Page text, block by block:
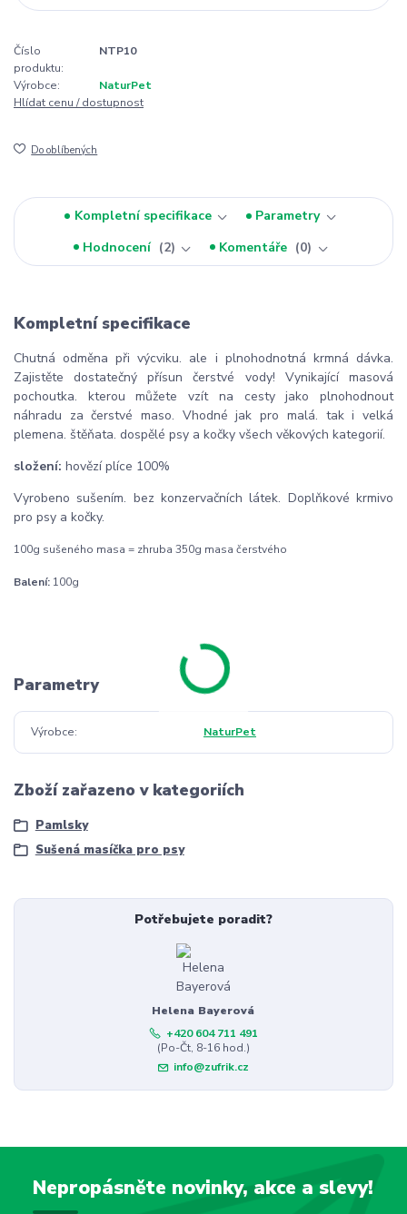
Číslo
produktu:
NTP10
Výrobce:
NaturPet
Hlídat cenu / dostupnost
Do oblíbených
Kompletní specifikace
Parametry
Hodnocení
2 Komentáře 0
Kompletní specifikace
Chutná odměna při výcviku. ale i plnohodnotná krmná dávka.
Zajistěte dostatečný přísun čerstvé vody! Vynikající masová
pochoutka. kterou můžete vzít na cesty jako plnohodnout
náhradu za čerstvé maso. Vhodné jak pro malá. tak i velká
plemena. štěňata. dospělé psy a kočky všech věkových kategorií.
složení: hovězí plíce 100%
Vyrobeno sušením. bez konzervačních látek. Doplňkové krmivo
pro psy a kočky.
100g sušeného masa = zhruba 350g masa čerstvého
Balení: 100g
Parametry
Výrobce NaturPet
Zboží zařazeno v kategoriích
Pamlsky
Sušená masíčka pro psy
Potřebujete poradit?
Helena Bayerová
+420 604 711 491
(Po-Čt, 8-16 hod.)
info@zufrik.cz
Nepropásněte novinky, akce a slevy!